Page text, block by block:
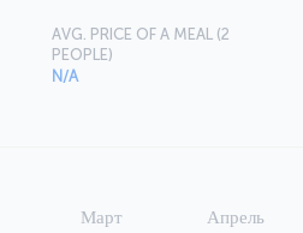
AVG. PRICE OF A MEAL (2
PEOPLE)
N/A
Март Апрель